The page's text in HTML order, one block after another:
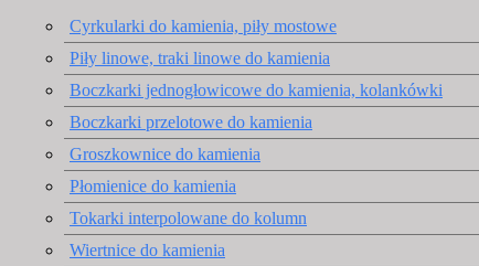
Cyrkularki do kamienia, piły mostowe
Piły linowe, traki linowe do kamienia
Boczkarki jednogłowicowe do kamienia, kolankówki
Boczkarki przelotowe do kamienia
Groszkownice do kamienia
Płomienice do kamienia
Tokarki interpolowane do kolumn
Wiertnice do kamienia